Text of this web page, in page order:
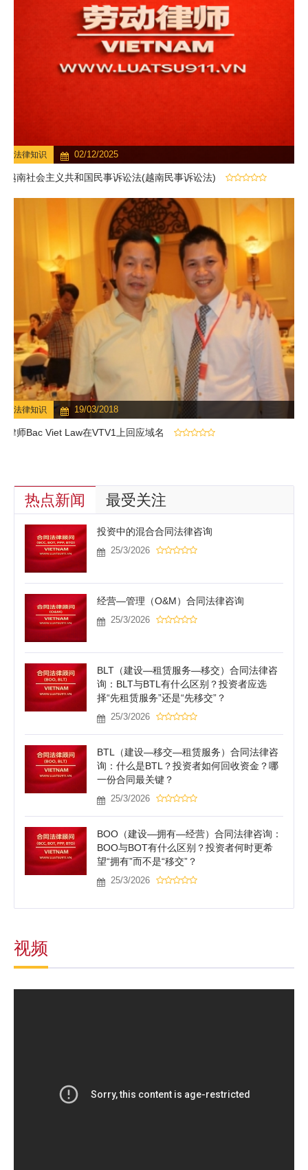
法律知识 02/12/2025
越南社会主义共和国民事诉讼法(越南民事诉讼法)
法律知识 19/03/2018
律师Bac Viet Law在VTV1上回应域名
热点新闻 最受关注
投资中的混合合同法律咨询
25/3/2026
经营—管理（O&M）合同法律咨询
25/3/2026
BLT（建设—租赁服务—移交）合同法律咨
询：BLT与BTL有什么区别？投资者应选
择“先租赁服务”还是“先移交”？
25/3/2026
BTL（建设—移交—租赁服务）合同法律咨
询：什么是BTL？投资者如何回收资金？哪
一份合同最关键？
25/3/2026
BOO（建设—拥有—经营）合同法律咨询：
BOO与BOT有什么区别？投资者何时更希
望“拥有”而不是“移交”？
25/3/2026
视频